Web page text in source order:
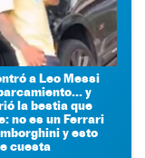
a Leo Messi
y
la bestia que
no es un Ferrari
y esto
cuesta